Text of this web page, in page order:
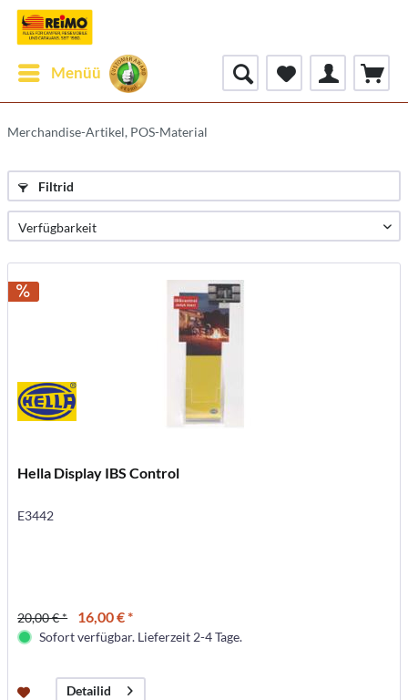
Menüü
Merchandise-Artikel, POS-Material
Filtrid
Hella Display IBS Control
E3442
20,00 € * 16,00 € *
Sofort verfügbar. Lieferzeit 2-4 Tage.
Detailid